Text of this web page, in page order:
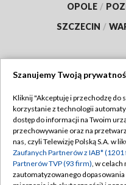
OPOLE /
SZCZECIN /
Abonament TVP
Emisja w TVP
Centrum informacji TVP
Szanujemy Twoją
Kliknij "Akceptuję i przechodzę do
korzystanie z technologii
dostęp do informacji na Twoim
przechowywanie oraz na
nas, czyli Telewizję Polską S.A. w
Zaufanych Partnerów z IAB*
Partnerów TVP (93 firm), w
zautomatyzowanego